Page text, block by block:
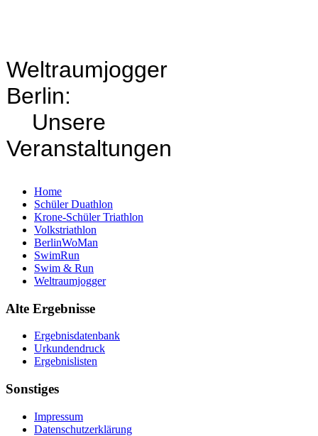
Weltraumjogger
Berlin:
Unsere
Veranstaltungen
Home
Schüler Duathlon
Krone-Schüler Triathlon
Volkstriathlon
BerlinWoMan
SwimRun
Swim & Run
Weltraumjogger
Alte Ergebnisse
Ergebnisdatenbank
Urkundendruck
Ergebnislisten
Sonstiges
Impressum
Datenschutzerklärung